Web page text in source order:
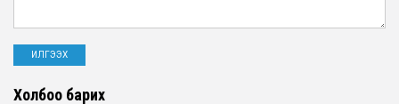
Холбоо барих